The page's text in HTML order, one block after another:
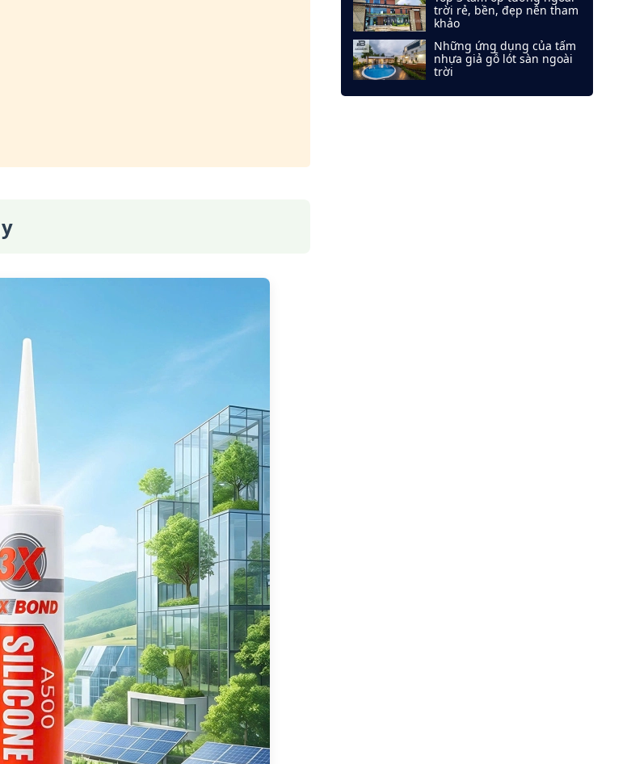
trời rẻ, bền, đẹp nên tham
khảo
Những ứng dụng của tấm
nhựa giả gỗ lót sàn ngoài
trời